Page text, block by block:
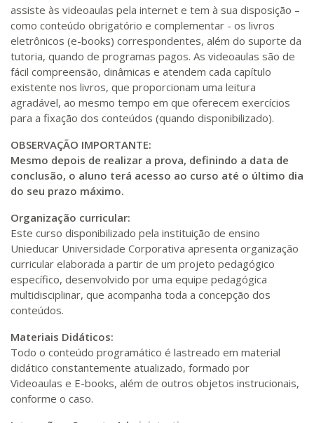
400 H 50dias 150dias
Matricular
420 H 53dias 150dias
R$ 2.082,12
Matricular
440 H 55 dias 150 dias
R$ 2.240,16
Matricular
assiste às videoaulas pela internet e tem à sua disposição –
como conteúdo obrigatório e complementar - os livros
eletrônicos (e-books) correspondentes, além do suporte da
tutoria, quando de programas pagos. As videoaulas são de
fácil compreensão, dinâmicas e atendem cada capítulo
existente nos livros, que proporcionam uma leitura
agradável, ao mesmo tempo em que oferecem exercícios
para a fixação dos conteúdos (quando disponibilizado).
OBSERVAÇÃO IMPORTANTE:
Mesmo depois de realizar a prova, definindo a data de
conclusão, o aluno terá acesso ao curso até o último dia
do seu prazo máximo.
Organização curricular:
Este curso disponibilizado pela instituição de ensino
Unieducar Universidade Corporativa apresenta organização
curricular elaborada a partir de um projeto pedagógico
específico, desenvolvido por uma equipe pedagógica
multidisciplinar, que acompanha toda a concepção dos
conteúdos.
Materiais Didáticos:
Todo o conteúdo programático é lastreado em material
didático constantemente atualizado, formado por
Videoaulas e E-books, além de outros objetos instrucionais,
conforme o caso.